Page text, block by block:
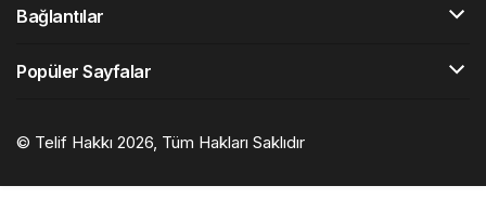
Bağlantılar
Popüler Sayfalar
© Telif Hakkı 2026, Tüm Hakları Saklıdır